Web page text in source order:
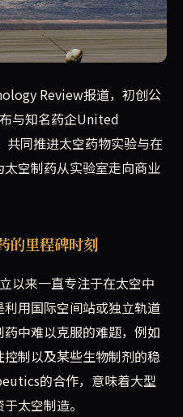
巨头United Therapeutics达
Review报道，初创公
与知名药企United
同推进太空药物实验与在
空制药从实验室走向商业
的里程碑时刻
以来一直专注于在太空中
用国际空间站或独立轨道
中难以克服的难题，例如
制以及某些生物制剂的稳
的合作，意味着大型
太空制造。